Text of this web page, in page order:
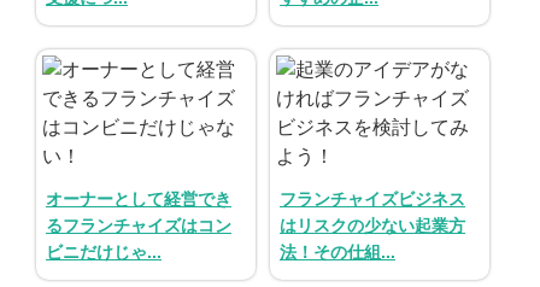
インターン独立・社員募集
中国
九州・沖縄
脱サラで開業
法人様オススメ
週間ランキング
オーナーとして経営でき
るフランチャイズはコン
ビニだけじゃ...
フランチャイズビジネス
はリスクの少ない起業方
法！その仕組...